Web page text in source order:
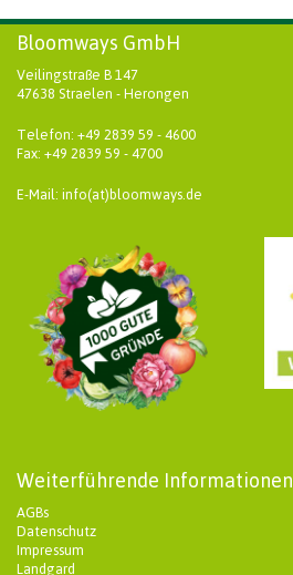
Bloomways GmbH
Veilingstraße B 147
47638 Straelen - Herongen
Telefon: +49 2839 59 - 4600
Fax: +49 2839 59 - 4700
E-Mail: info(at)bloomways.de
Weiterführende Informationen
AGBs
Datenschutz
Impressum
Landgard